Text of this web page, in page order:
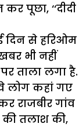
पूछा, ‘‘दीदी
दिन से हरिओम
भी नहीं
ताला लगा है.
लोग कहां गए
राजबीर गांव
तलाश की,